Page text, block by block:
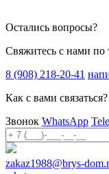
Остались вопросы?
Свяжитесь с нами по
8 (908) 218-20-41
Как с вами связаться?
Звонок WhatsApp
zakaz1988@brys-